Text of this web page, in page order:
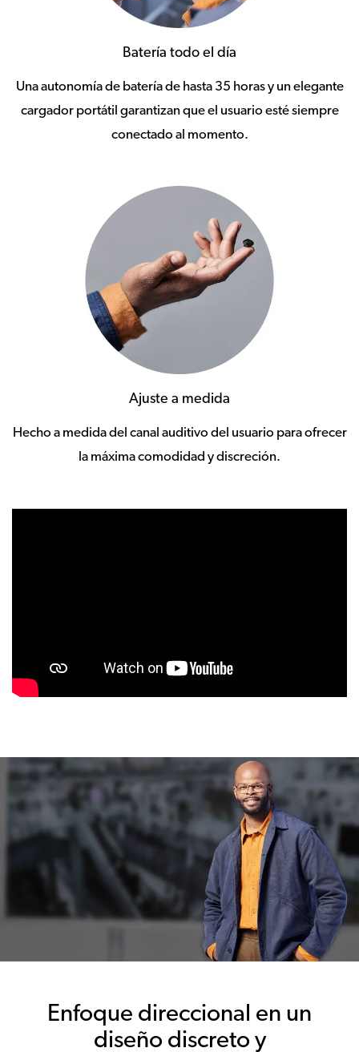
Batería todo el día
Una autonomía de batería de hasta 35 horas y un elegante
cargador portátil garantizan que el usuario esté siempre
conectado al momento.
Ajuste a medida
Hecho a medida del canal auditivo del usuario para ofrecer
la máxima comodidad y discreción.
Enfoque direccional en un
diseño discreto y